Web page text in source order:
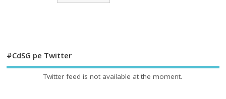
#CdSG pe Twitter
Twitter feed is not available at the moment.